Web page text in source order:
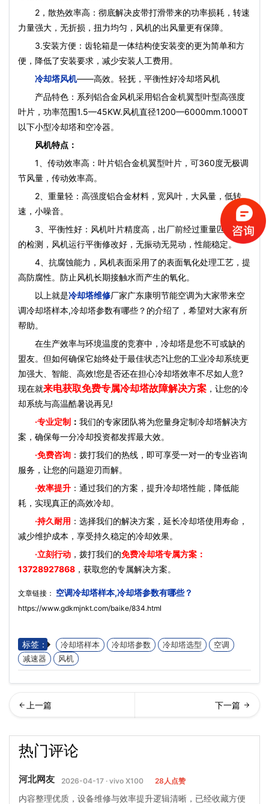
2，散热效率高：彻底解决皮带打滑带来的功率损耗，转速
力量强大，无折损，扭力均匀，风机的出风量更有保障。
3.安装方便：齿轮箱是一体结构使安装变的更为简单和方
便，降低了安装要求，减少安装人工费用。
冷却塔风机——高效。轻抚，平衡性好冷却塔风机
产品特色：系列铝合金风机采用铝合金机翼型叶型高强度
叶片，功率范围1.5—45KW.风机直径1200—6000mm.1000T
以下小型冷却塔和空冷器。
风机特点：
1、传动效率高：叶片铝合金机翼型叶片，可360度无极调
节风量，传动效率高。
2、重量轻：高强度铝合金材料，宽风叶，大风量，低转
速，小噪音。
3、平衡性好：风机叶片精度高，出厂前经过重量匹配平衡
的检测，风机运行平衡修改好，无振动无晃动，性能稳定。
4、抗腐蚀能力，风机表面采用了的表面氧化处理工艺，提
高防腐性。防止风机长期接触水而产生的氧化。
以上就是冷却塔维修厂家广东康明节能空调为大家带来空
调冷却塔样本,冷却塔参数有哪些？的介绍了，希望对大家有所
帮助。
在生产效率与环境温度的竞赛中，冷却塔是您不可或缺的
盟友。但如何确保它始终处于最佳状态?让您的工业冷却系统更
加强大、智能、高效!您是否还在担心冷却塔效率不尽如人意?
现在就来电获取免费专属冷却塔故障解决方案 ，让您的冷
却系统与高温酷暑说再见!
·专业定制 ： 我们的专家团队将为您量身定制冷却塔解决方
案，确保每一分冷却投资都发挥最大效。
·免费咨询 ：拨打我们的热线，即可享受一对一的专业咨询
服务，让您的问题迎刃而解。
·效率提升 ：通过我们的方案，提升冷却塔性能，降低能
耗，实现真正的高效冷却。
·持久耐用 ：选择我们的解决方案，延长冷却塔使用寿命，
减少维护成本，享受持久稳定的冷却效果。
·立刻行动 ，拨打我们的免费冷却塔专属方案：
13728927868 ，获取您的专属解决方案。
文章链接： 空调冷却塔样本,冷却塔参数有哪些？
https://www.gdkmjnkt.com/baike/834.html
标签： 冷却塔样本 冷却塔参数 冷却塔选型
空调
减速器
风机
塔改造施工方案…
热门评论
河北网友 2026-04-17 · vivo X100 28人点赞
内容整理优质，设备维修与效率提升逻辑清晰，已经收藏方便